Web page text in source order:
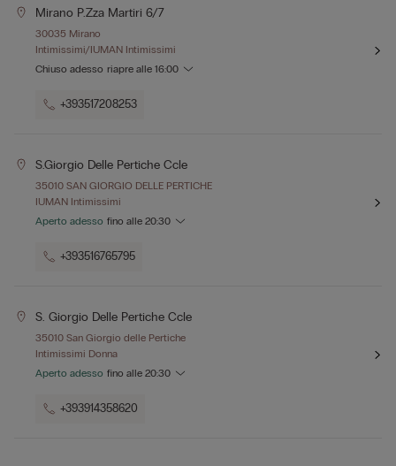
Mirano P.zza Martiri 6/7
30035 Mirano
Intimissimi/IUMAN Intimissimi
Chiuso adesso riapre alle 16:00
+393517208253
S.giorgio Delle Pertiche Ccle
35010 SAN GIORGIO DELLE PERTICHE
IUMAN Intimissimi
Aperto adesso fino alle 20:30
+393516765795
S. Giorgio Delle Pertiche Ccle
35010 San Giorgio delle Pertiche
Intimissimi Donna
Aperto adesso fino alle 20:30
+393914358620